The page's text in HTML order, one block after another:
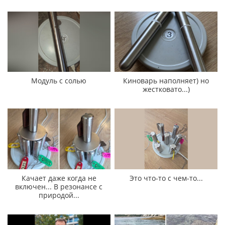
Модуль с солью
Киноварь наполняет) но
жестковато...)
Качает даже когда не
включен... В резонансе с
природой...
Это что-то с чем-то...